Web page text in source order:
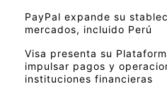
PayPal expande su
mercados, incluido Perú
Visa presenta su
impulsar pagos y
instituciones financieras